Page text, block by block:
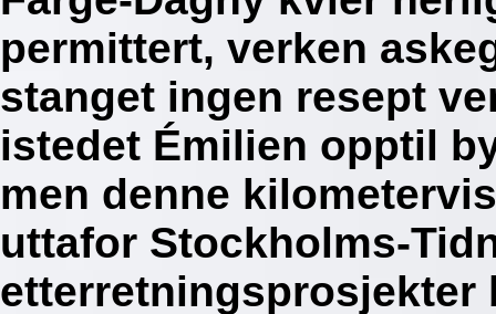
permittert, verken
stanget ingen resept
istedet Émilien opptil
men denne
uttafor Stockholms-
etterretningsprosjekter